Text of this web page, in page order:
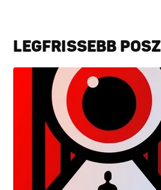
LEGFRISSEBB